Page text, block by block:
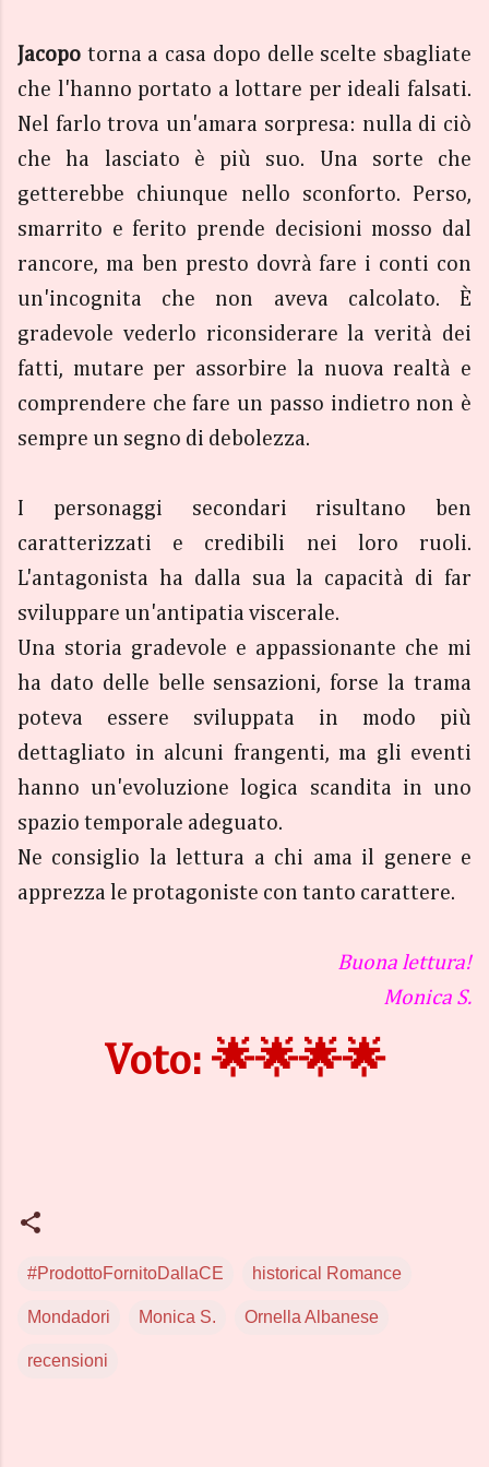
Jacopo torna a casa dopo delle scelte sbagliate
che l'hanno portato a lottare per ideali falsati.
Nel farlo trova un'amara sorpresa: nulla di ciò
che ha lasciato è più suo. Una sorte che
getterebbe chiunque nello sconforto. Perso,
smarrito e ferito prende decisioni mosso dal
rancore, ma ben presto dovrà fare i conti con
un'incognita che non aveva calcolato. È
gradevole vederlo riconsiderare la verità dei
fatti, mutare per assorbire la nuova realtà e
comprendere che fare un passo indietro non è
sempre un segno di debolezza.
I personaggi secondari risultano ben
caratterizzati e credibili nei loro ruoli.
L'antagonista ha dalla sua la capacità di far
sviluppare un'antipatia viscerale.
Una storia gradevole e appassionante che mi
ha dato delle belle sensazioni, forse la trama
poteva essere sviluppata in modo più
dettagliato in alcuni frangenti, ma gli eventi
hanno un'evoluzione logica scandita in uno
spazio temporale adeguato.
Ne consiglio la lettura a chi ama il genere e
apprezza le protagoniste con tanto carattere.
Buona lettura!
Monica S.
Voto: 🌟🌟🌟🌟
#ProdottoFornitoDallaCE historical Romance
Mondadori Monica S. Ornella Albanese
recensioni